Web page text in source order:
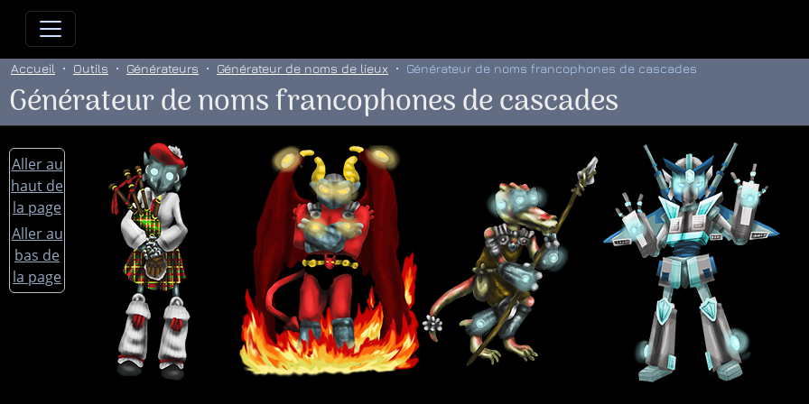
Allez directement au contenu
Accueil Outils Générateurs Générateur de noms de lieux Générateur de noms francophones de cascades
Générateur de noms francophones de cascades
Aller au
haut de
la page
Aller au
bas de
la page